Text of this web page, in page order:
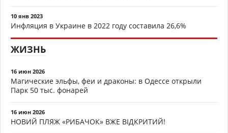
10 янв 2023
Инфляция в Украине в 2022 году составила 26,6%
ЖИЗНЬ
16 июн 2026
Магические эльфы, феи и драконы: в Одессе открыли
Парк 50 тыс. фонарей
16 июн 2026
НОВИЙ ПЛЯЖ «РИБАЧОК» ВЖЕ ВІДКРИТИЙ!